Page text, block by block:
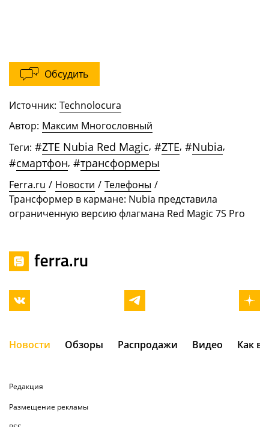
Обсудить
Источник: Technolocura
Автор: Максим Многословный
Теги: #ZTE Nubia Red Magic, #ZTE, #Nubia,
#смартфон, #трансформеры
Ferra.ru / Новости / Телефоны /
Трансформер в кармане: Nubia представила
ограниченную версию флагмана Red Magic 7S Pro
Новости Обзоры Распродажи Видео Как
Редакция
Размещение рекламы